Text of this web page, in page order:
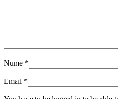
Nume *
Email *